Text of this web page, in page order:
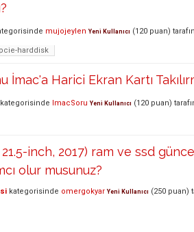
mujojeylen Yeni Kullanıcı (120 puan)
harddisk
İmac'a Harici Ekran Kartı
kategorisinde ImacSoru Yeni Kullanıcı (120 puan)
inch, 2017) ram ve ssd
olur musunuz?
kategorisinde omergokyar Yeni Kullanıcı (250 puan)